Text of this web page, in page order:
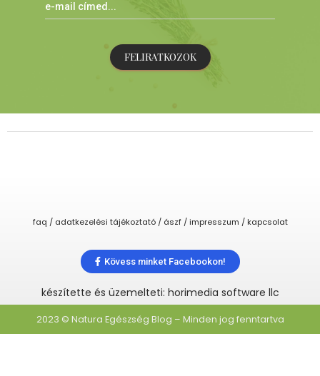
FELIRATKOZOK
faq / adatkezelési tájékoztató / ászf / impresszum / kapcsolat
Kövess minket Facebookon!
készítette és üzemelteti: horimedia software llc
2023 © Natura Egészség Blog – Minden jog fenntartva